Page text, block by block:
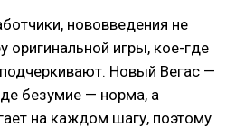
нововведения не
игры, кое-где
Новый Вегас —
безумие — норма, а
на каждом шагу, поэтому